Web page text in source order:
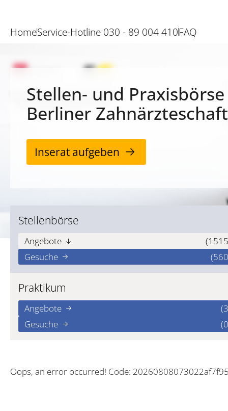
HomeService-Hotline 030 - 89 004 410FAQ
Stellen- und
Berliner Zahnärzteschaft
Inserat aufgeben
Stellenbörse
Angebote
Gesuche
Praktikum
Angebote
Gesuche
Oops, an error occurred! Code: